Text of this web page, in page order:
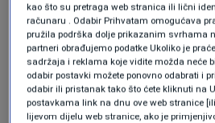
Oglas
kao što su pretraga web stranica ili lični
računaru . Odabir Prihvatam omogućava
pružila podrška dolje prikazanim svrhama
partneri obrađujemo podatke Ukoliko je
sadržaja i reklama koje vidite možda neće
odabir postavki možete ponovno odabrati i
odabir ili pristanak tako što ćete kliknuti na
postavkama link na dnu ove web stranice
lijevom dijelu web stranice, ako je